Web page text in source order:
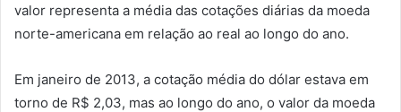
valor representa a média das cotações diárias da moeda
norte-americana em relação ao real ao longo do ano.
Em janeiro de 2013, a cotação média do dólar estava em
torno de R$ 2,03, mas ao longo do ano, o valor da moeda